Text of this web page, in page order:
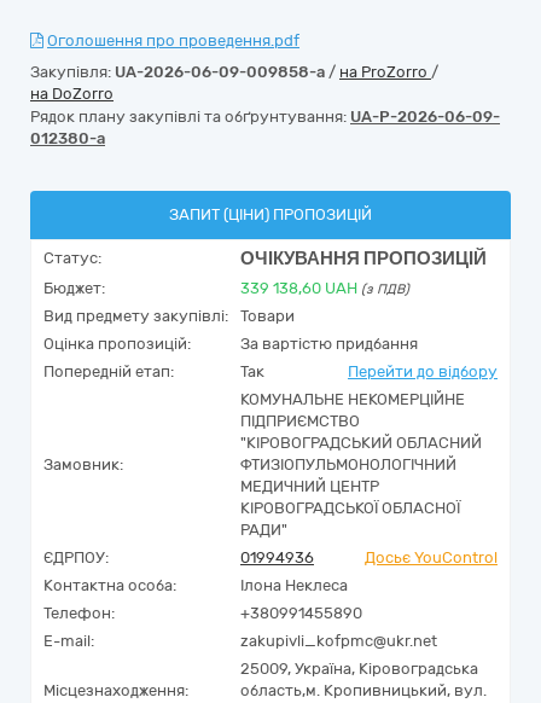
Оголошення про проведення.pdf
Закупівля: UA-2026-06-09-009858-a / на ProZorro /
на DoZorro
Рядок плану закупівлі та обґрунтування: UA-P-2026-06-09-
012380-a
ЗАПИТ (ЦІНИ) ПРОПОЗИЦІЙ
Статус: ОЧІКУВАННЯ ПРОПОЗИЦІЙ
Бюджет: 339 138,60 UAH (з ПДВ)
Вид предмету закупівлі:
Товари
Оцінка пропозицій:
За вартістю придбання
Попередній етап:
Так Перейти до відбору
Замовник:
КОМУНАЛЬНЕ НЕКОМЕРЦІЙНЕ
ПІДПРИЄМСТВО
"КІРОВОГРАДСЬКИЙ ОБЛАСНИЙ
ФТИЗІОПУЛЬМОНОЛОГІЧНИЙ
МЕДИЧНИЙ ЦЕНТР
КІРОВОГРАДСЬКОЇ ОБЛАСНОЇ
РАДИ"
ЄДРПОУ:
01994936
Досьє YouControl
Контактна особа:
Ілона Неклеса
Телефон:
+380991455890
E-mail:
zakupivli_kofpmc@ukr.net
Місцезнаходження:
25009, Україна, Кіровоградська
область,м. Кропивницький, вул.